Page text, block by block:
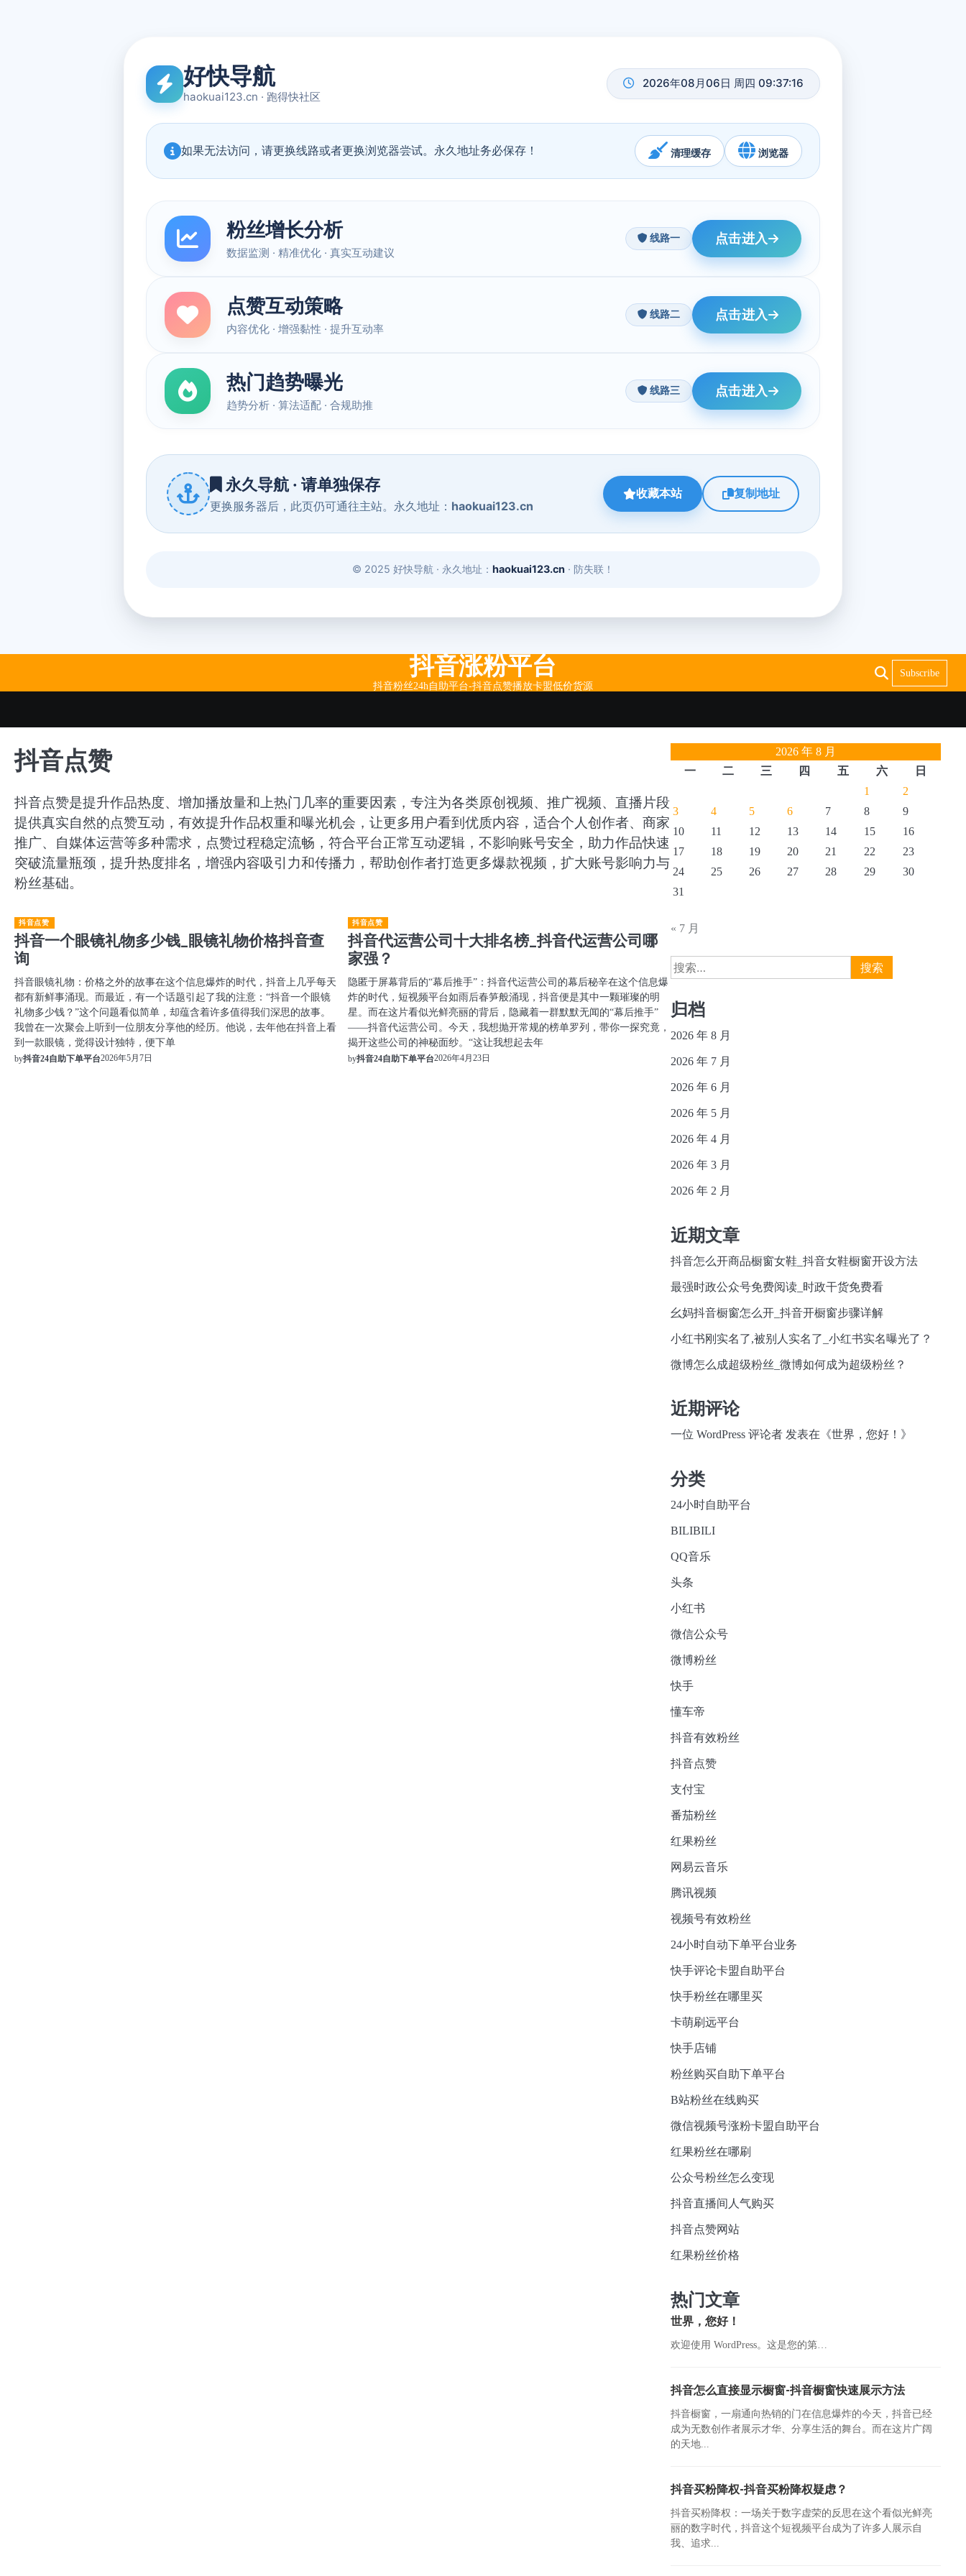
抖音涨粉平台
抖音粉丝24h自助平台-抖音点赞播放卡盟低价货源
Subscribe
抖音点赞
抖音点赞是提升作品热度、增加播放量和上热门几率的重要因素，专注为各类原创视频、推广视频、直播片段
提供真实自然的点赞互动，有效提升作品权重和曝光机会，让更多用户看到优质内容，适合个人创作者、商家
推广、自媒体运营等多种需求，点赞过程稳定流畅，符合平台正常互动逻辑，不影响账号安全，助力作品快速
突破流量瓶颈，提升热度排名，增强内容吸引力和传播力，帮助创作者打造更多爆款视频，扩大账号影响力与
粉丝基础。
抖音点赞
抖音一个眼镜礼物多少钱_眼镜礼物价格抖音查
询
抖音眼镜礼物：价格之外的故事在这个信息爆炸的时代，抖音上几乎每天
都有新鲜事涌现。而最近，有一个话题引起了我的注意：“抖音一个眼镜
礼物多少钱？”这个问题看似简单，却蕴含着许多值得我们深思的故事。
我曾在一次聚会上听到一位朋友分享他的经历。他说，去年他在抖音上看
到一款眼镜，觉得设计独特，便下单
by抖音24自助下单平台2026年5月7日
抖音点赞
抖音代运营公司十大排名榜_抖音代运营公司哪
家强？
隐匿于屏幕背后的“幕后推手”：抖音代运营公司的幕后秘辛在这个信息爆
炸的时代，短视频平台如雨后春笋般涌现，抖音便是其中一颗璀璨的明
星。而在这片看似光鲜亮丽的背后，隐藏着一群默默无闻的“幕后推手”
——抖音代运营公司。今天，我想抛开常规的榜单罗列，带你一探究竟，
揭开这些公司的神秘面纱。“这让我想起去年
by抖音24自助下单平台2026年4月23日
2026 年 8 月
一
二 三 四 五 六
日
1
2
3
4 5 6 7 8
9
10
11 12 13 14 15
16
17
18 19 20 21 22
23
24
25 26 27 28 29
30
31
« 7 月
搜
索：
归档
2026 年 8 月
2026 年 7 月
2026 年 6 月
2026 年 5 月
2026 年 4 月
2026 年 3 月
2026 年 2 月
近期文章
抖音怎么开商品橱窗女鞋_抖音女鞋橱窗开设方法
最强时政公众号免费阅读_时政干货免费看
幺妈抖音橱窗怎么开_抖音开橱窗步骤详解
小红书刚实名了,被别人实名了_小红书实名曝光了？
微博怎么成超级粉丝_微博如何成为超级粉丝？
近期评论
一位 WordPress 评论者发表在《世界，您好！ 》
分类
24小时自助平台
BILIBILI
QQ音乐
头条
小红书
微信公众号
微博粉丝
快手
懂车帝
抖音有效粉丝
抖音点赞
支付宝
番茄粉丝
红果粉丝
网易云音乐
腾讯视频
视频号有效粉丝
24小时自动下单平台业务
快手评论卡盟自助平台
快手粉丝在哪里买
卡萌刷远平台
快手店铺
粉丝购买自助下单平台
B站粉丝在线购买
微信视频号涨粉卡盟自助平台
红果粉丝在哪刷
公众号粉丝怎么变现
抖音直播间人气购买
抖音点赞网站
红果粉丝价格
热门文章
世界，您好！
欢迎使用 WordPress。这是您的第…
抖音怎么直接显示橱窗-抖音橱窗快速展示方法
抖音橱窗，一扇通向热销的门在信息爆炸的今天，抖音已经
成为无数创作者展示才华、分享生活的舞台。而在这片广阔
的天地...
抖音买粉降权-抖音买粉降权疑虑？
抖音买粉降权：一场关于数字虚荣的反思在这个看似光鲜亮
丽的数字时代，抖音这个短视频平台成为了许多人展示自
我、追求...